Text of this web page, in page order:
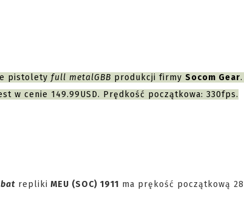
pistolety full metalGBB produkcji firmy Socom Gear
w cenie 149.99USD. Prędkość początkowa: 330fps.
repliki MEU (SOC) 1911 ma prękość początkową